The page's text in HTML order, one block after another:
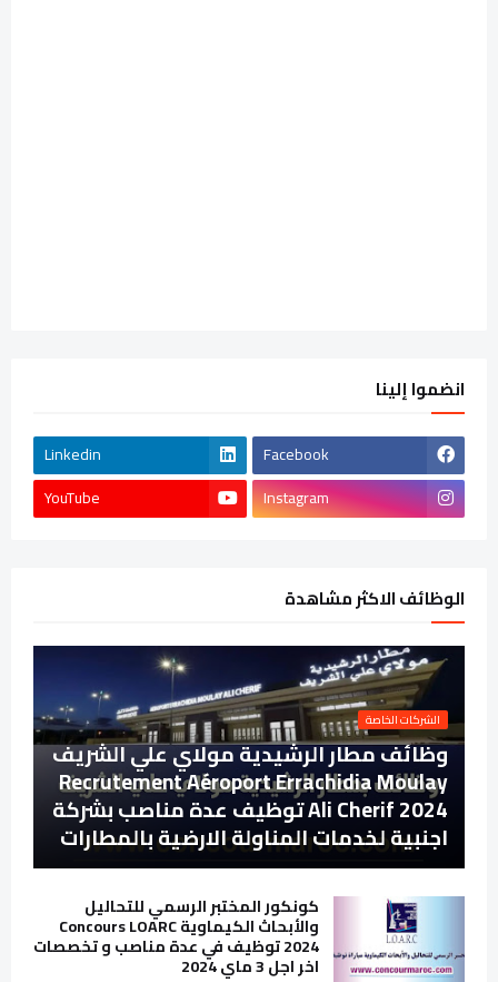
انضموا إلينا
Facebook
Linkedin
Instagram
YouTube
الوظائف الاكثر مشاهدة
الشركات الخاصة
وظائف مطار الرشيدية مولاي علي الشريف
Recrutement Aéroport Errachidia Moulay
Ali Cherif 2024 توظيف عدة مناصب بشركة
اجنبية لخدمات المناولة الارضية بالمطارات
كونكور المختبر الرسمي للتحاليل
والأبحاث الكيماوية Concours LOARC
2024 توظيف في عدة مناصب و تخصصات
اخر اجل 3 ماي 2024